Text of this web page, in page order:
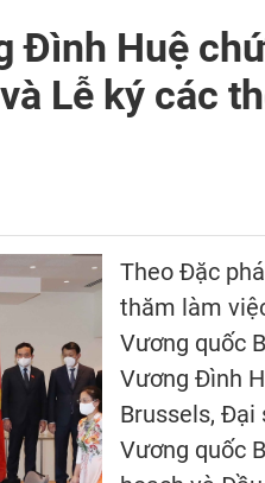
Đình Huệ
Lễ ký các
Theo Đặc
thăm làm
Vương quốc
Vương Đình
Brussels, Đại
Vương quốc